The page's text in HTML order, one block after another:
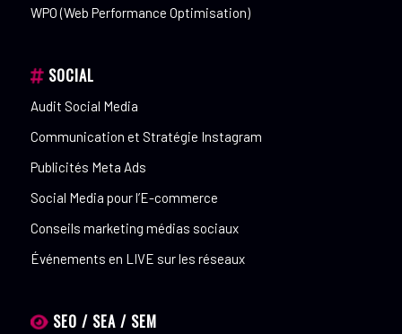
WPO (Web Performance Optimisation)
SOCIAL
Audit Social Media
Communication et Stratégie Instagram
Publicités Meta Ads
Social Media pour l’E-commerce
Conseils marketing médias sociaux
Événements en LIVE sur les réseaux
SEO / SEA / SEM